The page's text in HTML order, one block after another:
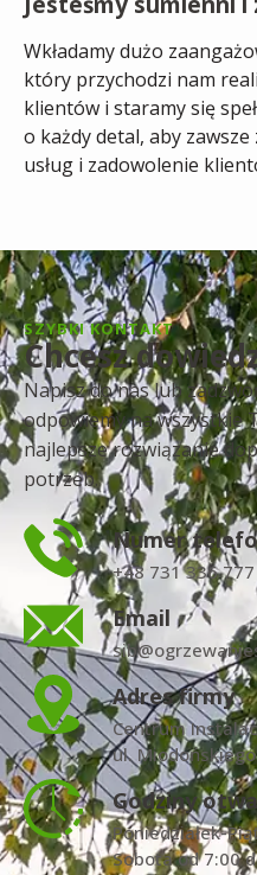
Wkładamy dużo
który przychodzi nam
klientów i staramy się
o każdy detal, aby
usług i zadowolenie
SZYBKI KONTAKT
Chcesz
Napisz do nas lub
odpowiemy na wszystkie
najlepsze rozwiązanie
potrzeb.
Numer
+48 731 336 777
Email
Adres firmy
Centrum
ul.
Godziny
Poniedziałek-
Sobota od 7:00